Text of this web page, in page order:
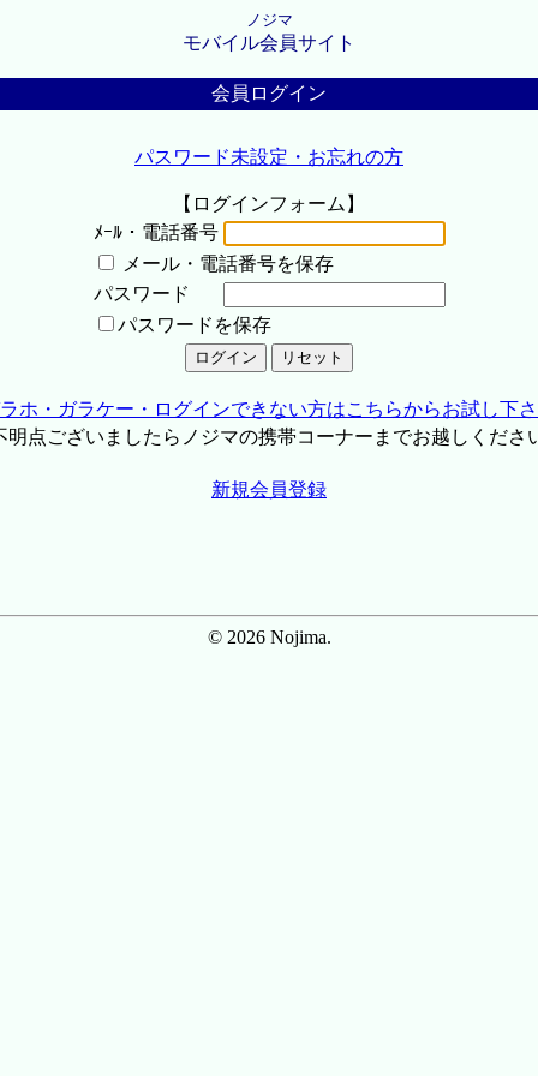
ノジマ
モバイル会員サイト
会員ログイン
パスワード未設定・お忘れの方
【ログインフォーム】
ﾒｰﾙ・電話番号
メール・電話番号を保存
パスワード
パスワードを保存
ホ・ガラケー・ログインできない方はこちらからお試し下
点ございましたらノジマの携帯コーナーまでお越しくださ
新規会員登録
© 2026 Nojima.